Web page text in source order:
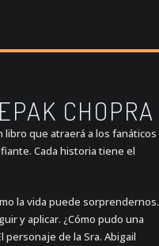
CHOPRA
libro que atraerá a los fanáticos
Cada historia tiene el
la vida puede sorprendernos.
y aplicar. ¿Cómo pudo una
de la Sra. Abigail